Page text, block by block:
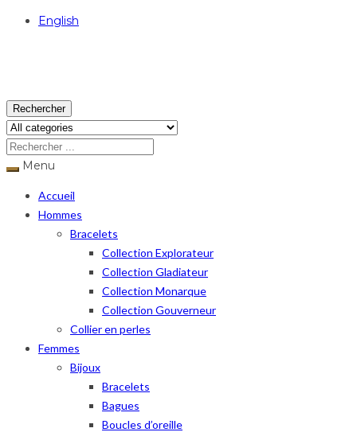
English
Rechercher
Menu
Accueil
Hommes
Bracelets
Collection Explorateur
Collection Gladiateur
Collection Monarque
Collection Gouverneur
Collier en perles
Femmes
Bijoux
Bracelets
Bagues
Boucles d’oreille